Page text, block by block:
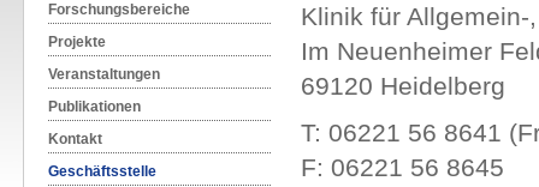
Forschungsbereiche
Projekte
Veranstaltungen
Publikationen
Kontakt
Geschäftsstelle
Klinik für
Im Neuenheimer
69120 Heidelberg
T: 06221 56 8641
F: 06221 56 8645